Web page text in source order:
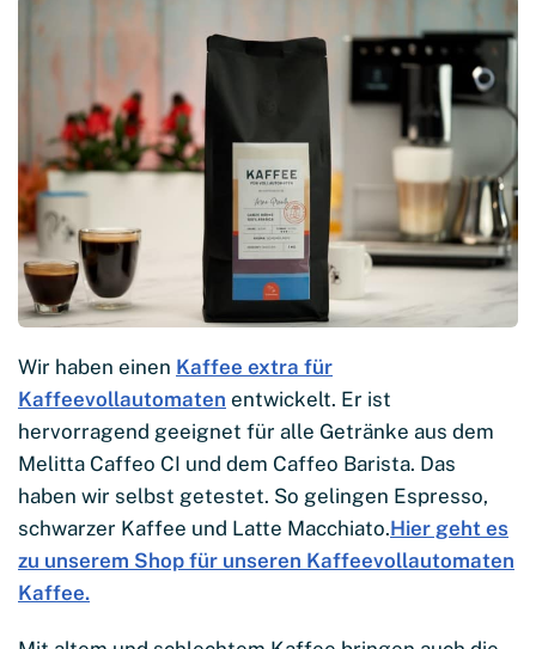
Wir haben einen Kaffee extra für
Kaffeevollautomaten entwickelt. Er ist
hervorragend geeignet für alle Getränke aus dem
Melitta Caffeo CI und dem Caffeo Barista. Das
haben wir selbst getestet. So gelingen Espresso,
schwarzer Kaffee und Latte Macchiato.Hier geht es
zu unserem Shop für unseren Kaffeevollautomaten
Kaffee.